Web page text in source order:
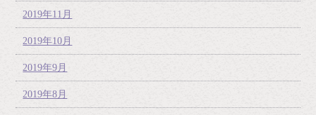
2019年11月
2019年10月
2019年9月
2019年8月